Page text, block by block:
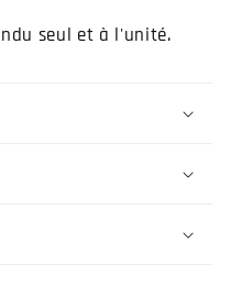
seul et à l'unité.